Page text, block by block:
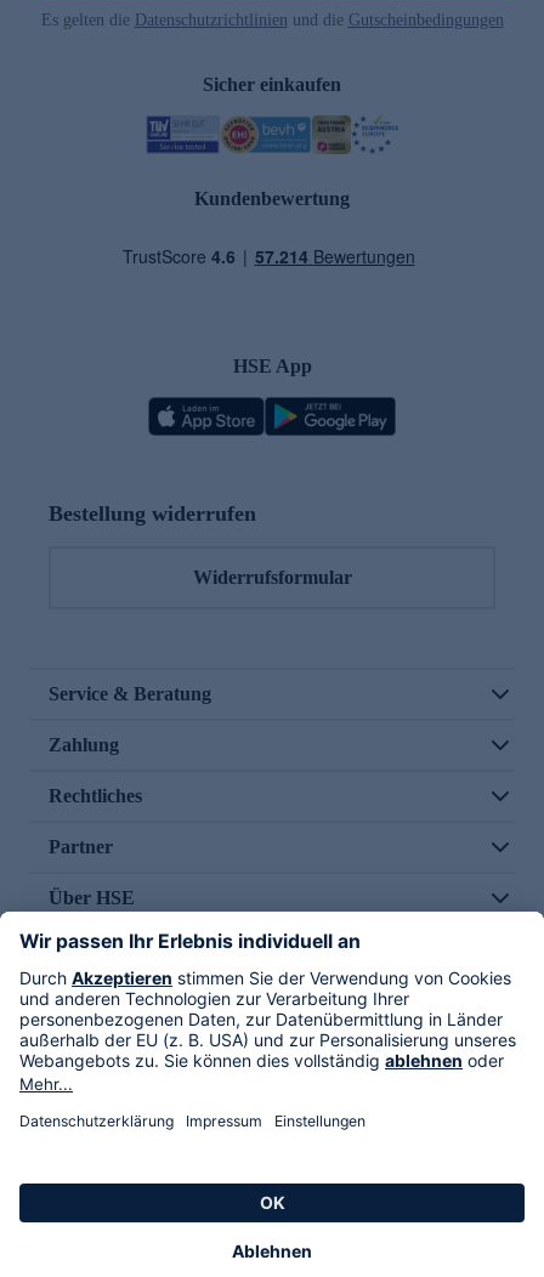
Es gelten die Datenschutzrichtlinien und die Gutscheinbedingungen
Sicher einkaufen
Kundenbewertung
HSE App
Bestellung widerrufen
Widerrufsformular
Service & Beratung
Zahlung
Rechtliches
Partner
Über HSE
Im TV
HSE International